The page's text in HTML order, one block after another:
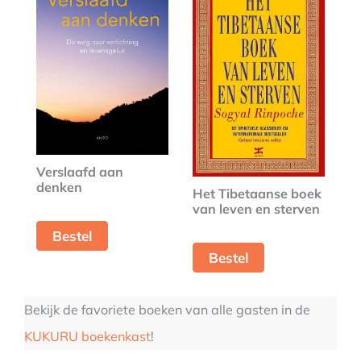
Verslaafd aan
denken
Bestel
Het Tibetaanse boek
van leven en sterven
Bestel
Bekijk de favoriete boeken van alle gasten in de
KUKURU boekenkast!